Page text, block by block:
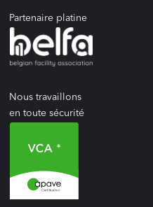
Partenaire platine
Nous travaillons
en toute sécurité